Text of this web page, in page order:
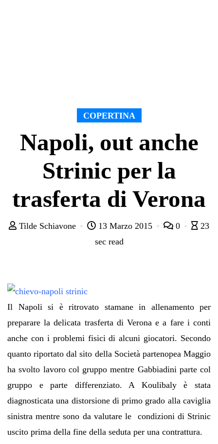
COPERTINA
Napoli, out anche
Strinic per la
trasferta di Verona
Tilde Schiavone 13 Marzo 2015 0
23
sec read
Il Napoli si è ritrovato stamane in allenamento per
preparare la delicata trasferta di Verona e a fare i conti
anche con i problemi fisici di alcuni giocatori. Secondo
quanto riportato dal sito della Società partenopea Maggio
ha svolto lavoro col gruppo mentre Gabbiadini parte col
gruppo e parte differenziato. A Koulibaly è stata
diagnosticata una distorsione di primo grado alla caviglia
sinistra mentre sono da valutare le condizioni di Strinic
uscito prima della fine della seduta per una contrattura.